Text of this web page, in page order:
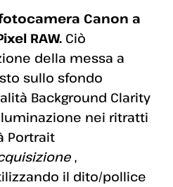
Canon a
RAW. Ciò
della messa a
sullo sfondo
Background Clarity
nei ritratti
Portrait
,
il dito/pollice